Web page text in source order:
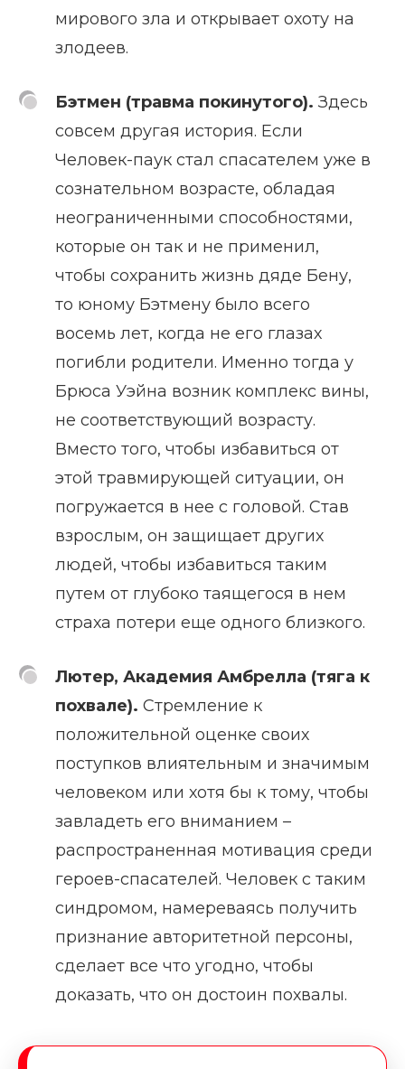
мирового зла и открывает охоту на
злодеев.
Бэтмен (травма покинутого). Здесь
совсем другая история. Если
Человек-паук стал спасателем уже в
сознательном возрасте, обладая
неограниченными способностями,
которые он так и не применил,
чтобы сохранить жизнь дяде Бену,
то юному Бэтмену было всего
восемь лет, когда не его глазах
погибли родители. Именно тогда у
Брюса Уэйна возник комплекс вины,
не соответствующий возрасту.
Вместо того, чтобы избавиться от
этой травмирующей ситуации, он
погружается в нее с головой. Став
взрослым, он защищает других
людей, чтобы избавиться таким
путем от глубоко таящегося в нем
страха потери еще одного близкого.
Лютер, Академия Амбрелла (тяга к
похвале). Стремление к
положительной оценке своих
поступков влиятельным и значимым
человеком или хотя бы к тому, чтобы
завладеть его вниманием –
распространенная мотивация среди
героев-спасателей. Человек с таким
синдромом, намереваясь получить
признание авторитетной персоны,
сделает все что угодно, чтобы
доказать, что он достоин похвалы.